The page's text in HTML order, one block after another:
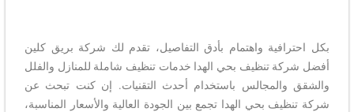
بكل احترافية واهتمام بأدق التفاصيل، تقدم لك شركة بريق كلين
أفضل شركة تنظيف بحي الهدا خدمات تنظيف شاملة للمنازل والفلل
والشقق والمجالس باستخدام أحدث التقنيات. إن كنت تبحث عن
شركة تنظيف بحي الهدا تجمع بين الجودة العالية والأسعار المناسبة،